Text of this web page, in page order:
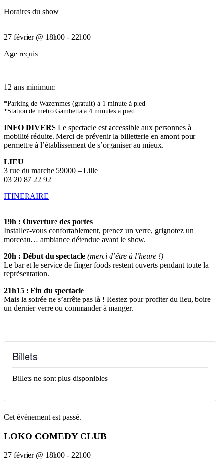
Horaires du show
27 février @ 18h00 - 22h00
Age requis
12 ans minimum
*Parking de Wazemmes (gratuit) à 1 minute à pied
*Station de métro Gambetta à 4 minutes à pied
INFO DIVERS Le spectacle est accessible aux personnes à
mobilité réduite. Merci de prévenir la billetterie en amont pour
permettre à l’établissement de s’organiser au mieux.
LIEU
3 rue du marche 59000 – Lille
03 20 87 22 92
ITINERAIRE
19h : Ouverture des portes
Installez-vous confortablement, prenez un verre, grignotez un
morceau… ambiance détendue avant le show.
20h : Début du spectacle (merci d’être à l’heure !)
Le bar et le service de finger foods restent ouverts pendant toute la
représentation.
21h15 : Fin du spectacle
Mais la soirée ne s’arrête pas là ! Restez pour profiter du lieu, boire
un dernier verre ou commander à manger.
Billets
Billets ne sont plus disponibles
Cet évènement est passé.
LOKO COMEDY CLUB
27 février @ 18h00 - 22h00